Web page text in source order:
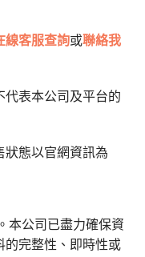
線客服查詢或聯絡我
代表本公司及平台的
狀態以官網資訊為
本公司已盡力確保資
的完整性、即時性或